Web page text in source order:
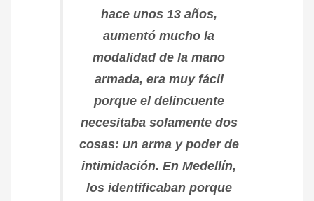
hace unos 13 años,
aumentó mucho la
modalidad de la mano
armada, era muy fácil
porque el delincuente
necesitaba solamente dos
cosas: un arma y poder de
intimidación. En Medellín,
los identificaban porque